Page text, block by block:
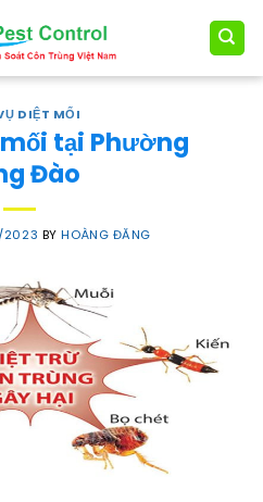
DIỆT MỐI
tại Phường
Đào
2023 BYHOÀNG ĐĂNG